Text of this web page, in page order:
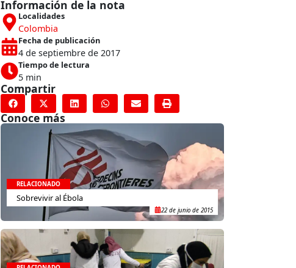
Información de la nota
Localidades
Colombia
Fecha de publicación
4 de septiembre de 2017
Tiempo de lectura
5 min
Compartir
Conoce más
RELACIONADO
Sobrevivir al Ébola
22 de junio de 2015